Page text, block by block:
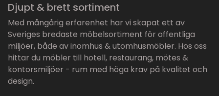
Djupt & brett sortiment
Med mångårig erfarenhet har vi skapat ett av
Sveriges bredaste möbelsortiment för offentliga
miljöer, både av inomhus & utomhusmöbler. Hos oss
hittar du möbler till hotell, restaurang, mötes &
kontorsmiljöer - rum med höga krav på kvalitet och
design.